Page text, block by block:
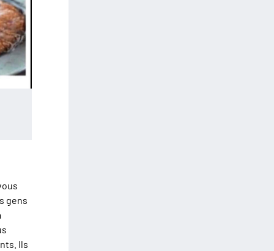
gens
Ils